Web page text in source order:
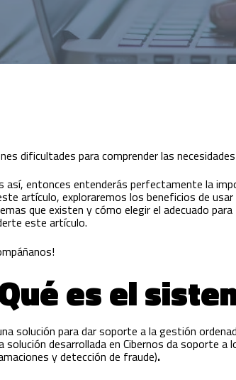
gestión
dificultades para comprender las
así, entonces entenderás perfectamente la
artículo, exploraremos los beneficios de usar
que existen y cómo elegir el adecuado
este artículo.
es el
solución para dar soporte a la gestión
solución desarrollada en Cibernos da soporte
y detección de fraude).